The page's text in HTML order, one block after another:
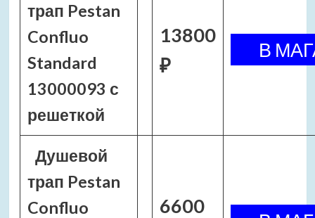
трап Pestan
Confluo
Standard
13000093 с
решеткой
13800
₽
Душевой
трап Pestan
Confluo
6600